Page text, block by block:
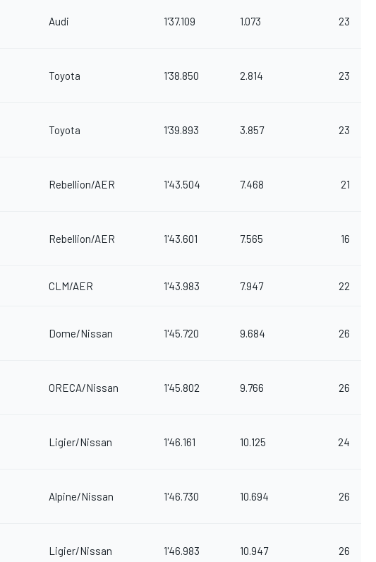
Audi 1'37.109 1.073 23
Toyota 1'38.850 2.814 23
Toyota 1'39.893 3.857 23
Rebellion/AER 1'43.504 7.468 21
Rebellion/AER 1'43.601 7.565 16
CLM/AER 1'43.983 7.947 22
Dome/Nissan 1'45.720 9.684 26
ORECA/Nissan 1'45.802 9.766 26
Ligier/Nissan 1'46.161 10.125 24
Alpine/Nissan 1'46.730 10.694 26
Ligier/Nissan 1'46.983 10.947 26